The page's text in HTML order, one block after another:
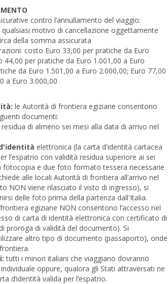
contro l’annullamento del viaggio:
qualsiasi motivo di cancellazione oggettamente
della somma assicurata
costo Euro 33,00 per pratiche da Euro
44,00 per pratiche da Euro 1.001,00 a Euro
da Euro 1.501,00 a Euro 2.000,00; Euro 77,00
a Euro 3.000,00
le Autorità di frontiera egiziane consentono
documenti:
di almeno sei mesi alla data di arrivo nel
elettronica (la carta d'identità cartacea
l’espatrio con validità residua superiore ai sei
fotocopia e due foto formato tessera necessarie
alle locali Autorità di frontiera all’arrivo nel
NON viene rilasciato il visto di ingresso), si
delle foto prima della partenza dall'Italia.
egiziane NON consentono l’accesso nel
di carta di identità elettronica con certificato di
proroga di validità del documento). Si
altro tipo di documento (passaporto), onde
tutti i minori italiani che viaggiano dovranno
oppure, qualora gli Stati attraversati ne
d’identità valida per l’espatrio.